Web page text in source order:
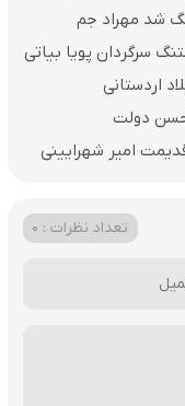
شد مهراد جم
سرگردان پویا بیاتی
اردستانی
دولت
امیر شهرایینی
تعداد نظرات : 0